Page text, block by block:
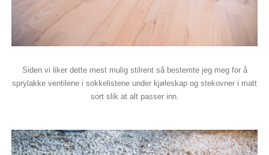
Siden vi liker dette mest mulig stilrent så bestemte jeg meg for å
sprylakke ventilene i sokkelistene under kjøleskap og stekovner i matt
sort slik at alt passer inn.